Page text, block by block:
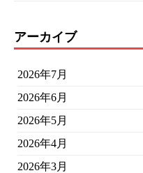
アーカイブ
2026年7月
2026年6月
2026年5月
2026年4月
2026年3月